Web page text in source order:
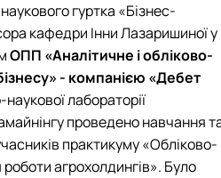
гуртка «Бізнес-
кафедри Інни Лазаришиноїу
ОПП «Аналітичне і обліково-
- компанією «Дебет
лабораторії
проведено навчання
практикуму «Обліково-
агрохолдингів». Було